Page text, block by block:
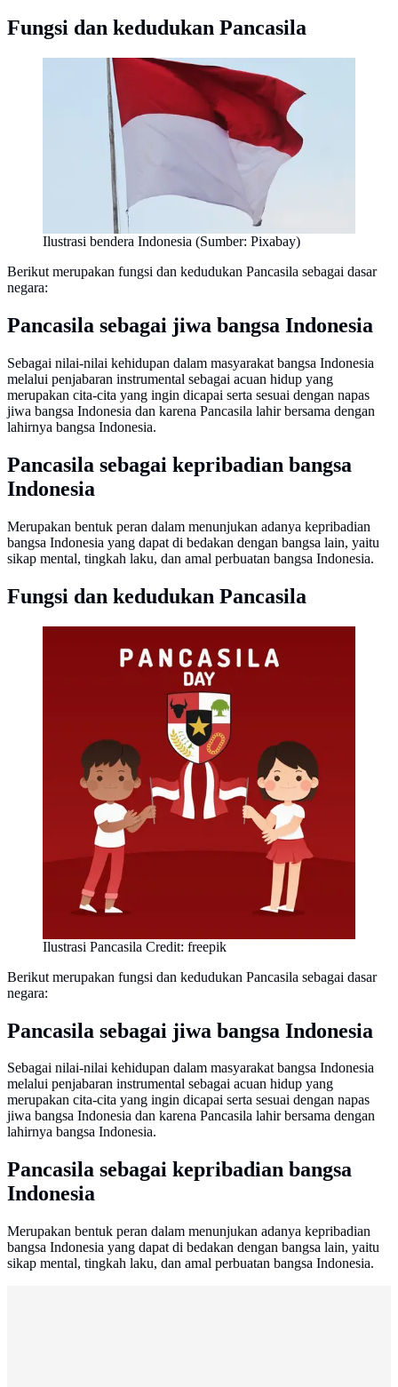
Fungsi dan kedudukan Pancasila
Ilustrasi bendera Indonesia (Sumber: Pixabay)
Berikut merupakan fungsi dan kedudukan Pancasila sebagai dasar
negara:
Pancasila sebagai jiwa bangsa Indonesia
Sebagai nilai-nilai kehidupan dalam masyarakat bangsa Indonesia
melalui penjabaran instrumental sebagai acuan hidup yang
merupakan cita-cita yang ingin dicapai serta sesuai dengan napas
jiwa bangsa Indonesia dan karena Pancasila lahir bersama dengan
lahirnya bangsa Indonesia.
Pancasila sebagai kepribadian bangsa
Indonesia
Merupakan bentuk peran dalam menunjukan adanya kepribadian
bangsa Indonesia yang dapat di bedakan dengan bangsa lain, yaitu
sikap mental, tingkah laku, dan amal perbuatan bangsa Indonesia.
Fungsi dan kedudukan Pancasila
Ilustrasi Pancasila Credit: freepik
Berikut merupakan fungsi dan kedudukan Pancasila sebagai dasar
negara:
Pancasila sebagai jiwa bangsa Indonesia
Sebagai nilai-nilai kehidupan dalam masyarakat bangsa Indonesia
melalui penjabaran instrumental sebagai acuan hidup yang
merupakan cita-cita yang ingin dicapai serta sesuai dengan napas
jiwa bangsa Indonesia dan karena Pancasila lahir bersama dengan
lahirnya bangsa Indonesia.
Pancasila sebagai kepribadian bangsa
Indonesia
Merupakan bentuk peran dalam menunjukan adanya kepribadian
bangsa Indonesia yang dapat di bedakan dengan bangsa lain, yaitu
sikap mental, tingkah laku, dan amal perbuatan bangsa Indonesia.